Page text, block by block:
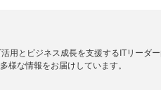
用とビジネス成長を支援するITリーダ
様な情報をお届けしています。